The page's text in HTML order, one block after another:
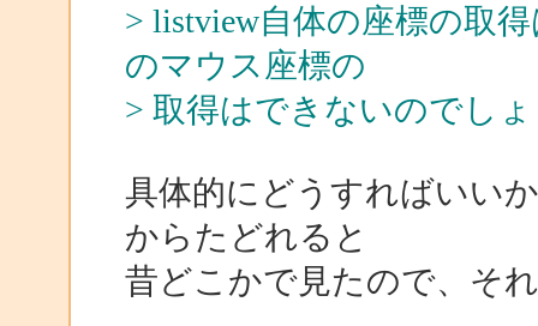
> listview自体の座標の取
のマウス座標の
> 取得はできないのでし
具体的にどうすればいい
からたどれると
昔どこかで見たので、そ